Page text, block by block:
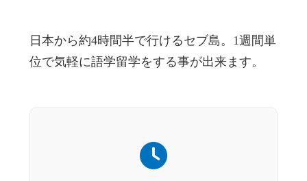
日本から約4時間半で行けるセブ島。1週間単
位で気軽に語学留学をする事が出来ます。